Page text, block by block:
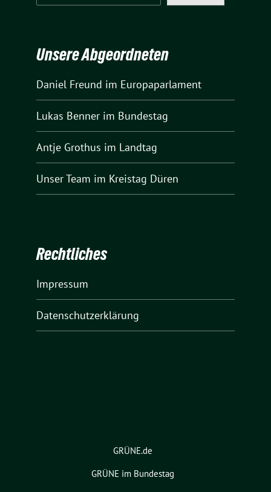
Unsere Abgeordneten
Daniel Freund im Europaparlament
Lukas Benner im Bundestag
Antje Grothus im Landtag
Unser Team im Kreistag Düren
Rechtliches
Impressum
Datenschutzerklärung
GRÜNE.de
GRÜNE im Bundestag